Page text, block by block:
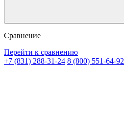
Сравнение
Перейти к сравнению
+7 (831) 288-31-24 8 (800) 551-64-92